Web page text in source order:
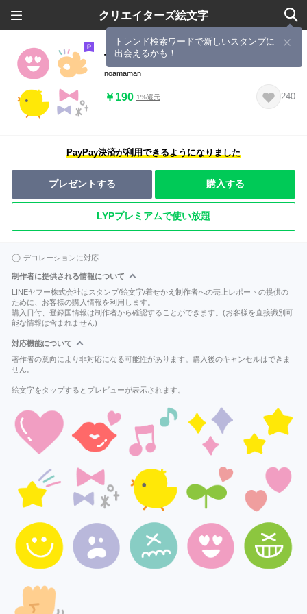
クリエイターズ絵文字
トレンド検索ワードで新しいスタンプに
出会えるかも！
THE☆シンプル絵文字【パステル1】
noamaman
￥190 1%還元 240
PayPay決済が利用できるようになりました
プレゼントする 購入する
LYPプレミアムで使い放題
デコレーションに対応
制作者に提供される情報について
LINEヤフー株式会社はスタンプ/絵文字/着せかえ制作者への売上レポートの提供の
ために、お客様の購入情報を利用します。
購入日付、登録国情報は制作者から確認することができます。(お客様を直接識別可
能な情報は含まれません)
対応機能について
著作者の意向により非対応になる可能性があります。購入後のキャンセルはできま
せん。
絵文字をタップするとプレビューが表示されます。